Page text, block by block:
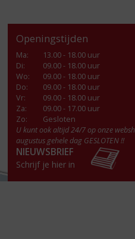
Openingstijden
Ma:
13.00 - 18.00 uur
Di:
09.00 - 18.00 uur
Wo:
09.00 - 18.00 uur
Do:
09.00 - 18.00 uur
Vr:
09.00 - 18.00 uur
Za:
09.00 - 17.00 uur
Zo:
Gesloten
U kunt ook altijd 24/7 op onze
augustus gehele dag GESLOTEN !!
NIEUWSBRIEF
Schrijf je hier in